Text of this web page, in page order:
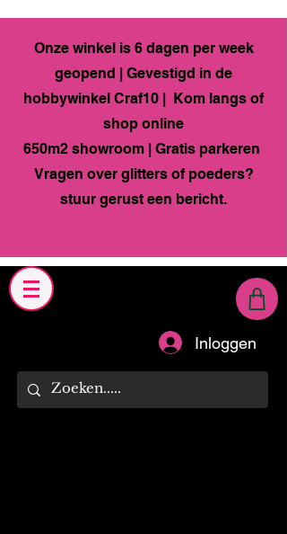
Onze winkel is 6 dagen per week
geopend | Gevestigd in de
hobbywinkel Craf10 | Kom langs of
shop online
650m2 showroom | Gratis parkeren
Vragen over glitters of poeders?
stuur gerust een bericht.
Inloggen